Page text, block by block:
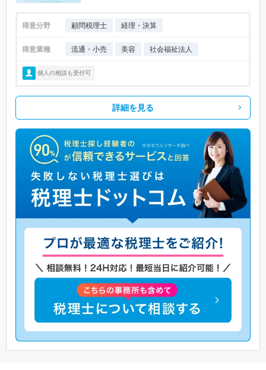
得意分野 顧問税理士 経理・決算
得意業種 流通・小売 美容 社会福祉法人
個人の相談も受付可
詳細を見る